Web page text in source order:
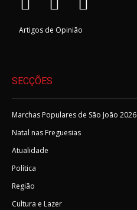
Artigos de Opinião
SECÇÕES
Marchas Populares de São João 2026
Natal nas Freguesias
Atualidade
Política
Região
Cultura e Lazer